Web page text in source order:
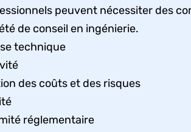
peuvent nécessiter des
de conseil en ingénierie.
technique
des coûts et des risques
réglementaire